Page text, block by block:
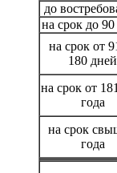
до
на срок до
на срок от
180 дней
на срок от
года
на срок
года